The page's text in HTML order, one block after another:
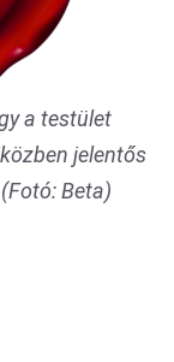
a testület
jelentős
Beta)